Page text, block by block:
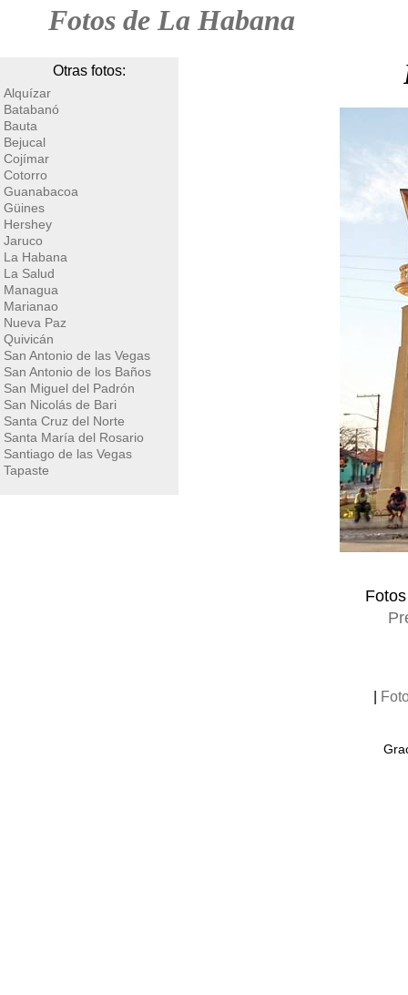
Fotos de La Habana
Otras fotos:
Alquízar
Batabanó
Bauta
Bejucal
Cojímar
Cotorro
Guanabacoa
Güines
Hershey
Jaruco
La Habana
La Salud
Managua
Marianao
Nueva Paz
Quivicán
San Antonio de las Vegas
San Antonio de los Baños
San Miguel del Padrón
San Nicolás de Bari
Santa Cruz del Norte
Santa María del Rosario
Santiago de las Vegas
Tapaste